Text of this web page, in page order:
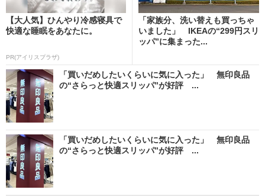
【大人気】ひんやり冷感寝具で
快適な睡眠をあなたに。
PR(アイリスプラザ)
「家族分、洗い替えも買っちゃ
いました」 IKEAの“299円スリ
ッパ”に集まった...
「買いだめしたいくらいに気に入った」 無印良品
の“さらっと快適スリッパ”が好評 ...
「買いだめしたいくらいに気に入った」 無印良品
の“さらっと快適スリッパ”が好評 ...